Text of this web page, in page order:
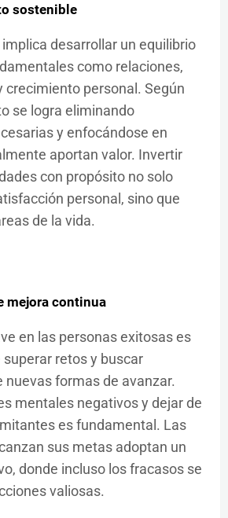
sostenible
desarrollar un equilibrio
como relaciones,
crecimiento personal. Según
se logra eliminando
y enfocándose en
aportan valor. Invertir
con propósito no solo
personal, sino que
de la vida.
mejora continua
en las personas exitosas es
retos y buscar
formas de avanzar.
mentales negativos y dejar de
es fundamental. Las
sus metas adoptan un
donde incluso los fracasos se
valiosas.